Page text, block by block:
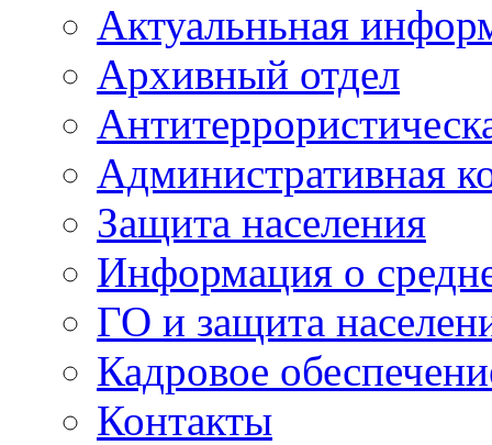
Актуальньная
Архивный отдел
Административная
Защита населения
Информация о
ГО и защита
Кадровое
Контакты